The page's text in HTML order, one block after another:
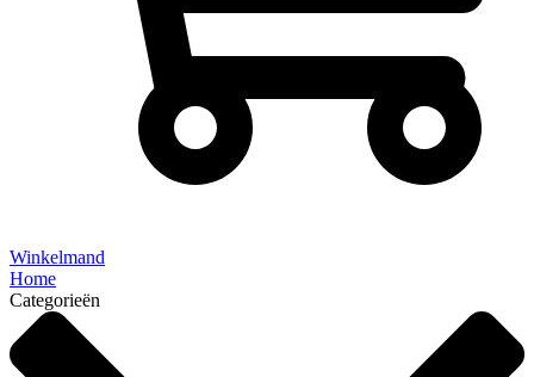
Winkelmand
Home
Categorieën